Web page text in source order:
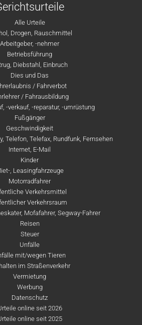
Alle Urteile
Drogen, Rauschmittel
Arbeitgeber, -nehmer
Betriebsführung
Diebstahl, Einbruch
Dies und Das
/ Fahrverbot
/ Fahrausbildung
-verkauf, -reparatur, -umrüstung
Fußgänger
Geschwindigkeit
Telefon, Telefax, Rundfunk, Fernsehen
Internet, E-Mail
Kinder
, Leasingfahrzeuge
Motorradfahrer
Verkehrsmittel
Verkehrsraum
Mofafahrer, Segway-Fahrer
Reisen
Steuer
Unfälle
mit/wegen Tieren
im Straßenverkehr
Vermietung
Werbung
Datenschutz
online seit 2026
online seit 2025